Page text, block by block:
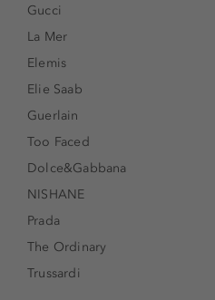
Gucci
La Mer
Elemis
Elie Saab
Guerlain
Too Faced
Dolce&Gabbana
NISHANE
Prada
The Ordinary
Trussardi